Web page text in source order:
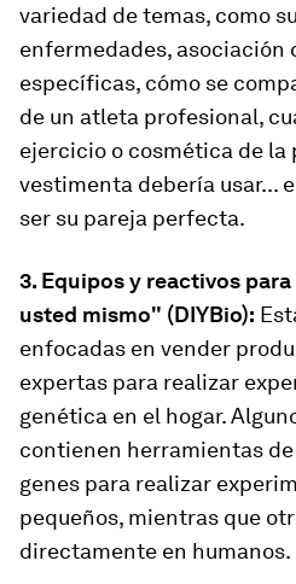
variedad de temas, como
enfermedades, asociación
específicas, cómo se
de un atleta profesional,
ejercicio o cosmética de la
vestimenta debería usar...
ser su pareja perfecta.
3. Equipos y reactivos
usted mismo" (DIYBio):
enfocadas en vender
expertas para realizar
genética en el hogar.
contienen herramientas
genes para realizar
pequeños, mientras que
directamente en humanos.